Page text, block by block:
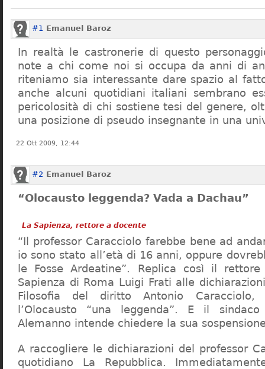
#1 Emanuel Baroz
In realtà le castronerie di questo
note a chi come noi si occupa da anni di
riteniamo sia interessante dare spazio al fatto
anche alcuni quotidiani italiani sembrano
pericolosità di chi sostiene tesi del genere,
una posizione di pseudo insegnante in una
22 Ott 2009, 12:44
#2 Emanuel Baroz
“Olocausto leggenda? Vada a Dachau”
La Sapienza, rettore a docente
“Il professor Caracciolo farebbe bene ad
io sono stato all’età di 16 anni, oppure
le Fosse Ardeatine”. Replica così il rettore
Sapienza di Roma Luigi Frati alle
Filosofia del diritto Antonio
l’Olocausto “una leggenda”. E il
Alemanno intende chiedere la sua
A raccogliere le dichiarazioni del professor
quotidiano La Repubblica.